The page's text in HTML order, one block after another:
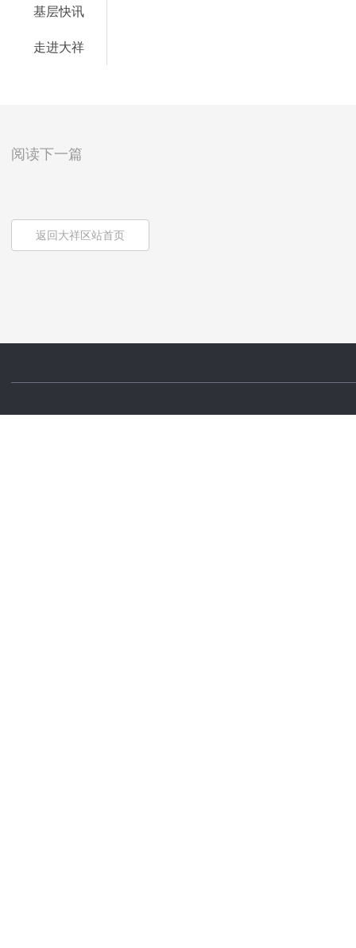
基层快讯
走进大祥
阅读下一篇
返回大祥区站首页